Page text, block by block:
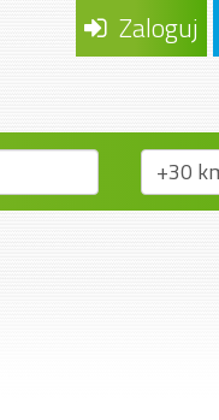
Zaloguj